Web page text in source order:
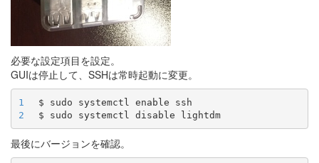
必要な設定項目を設定。
GUIは停止して、SSHは常時起動に変更。
1
2
$ sudo systemctl disable lightdm
最後にバージョンを確認。